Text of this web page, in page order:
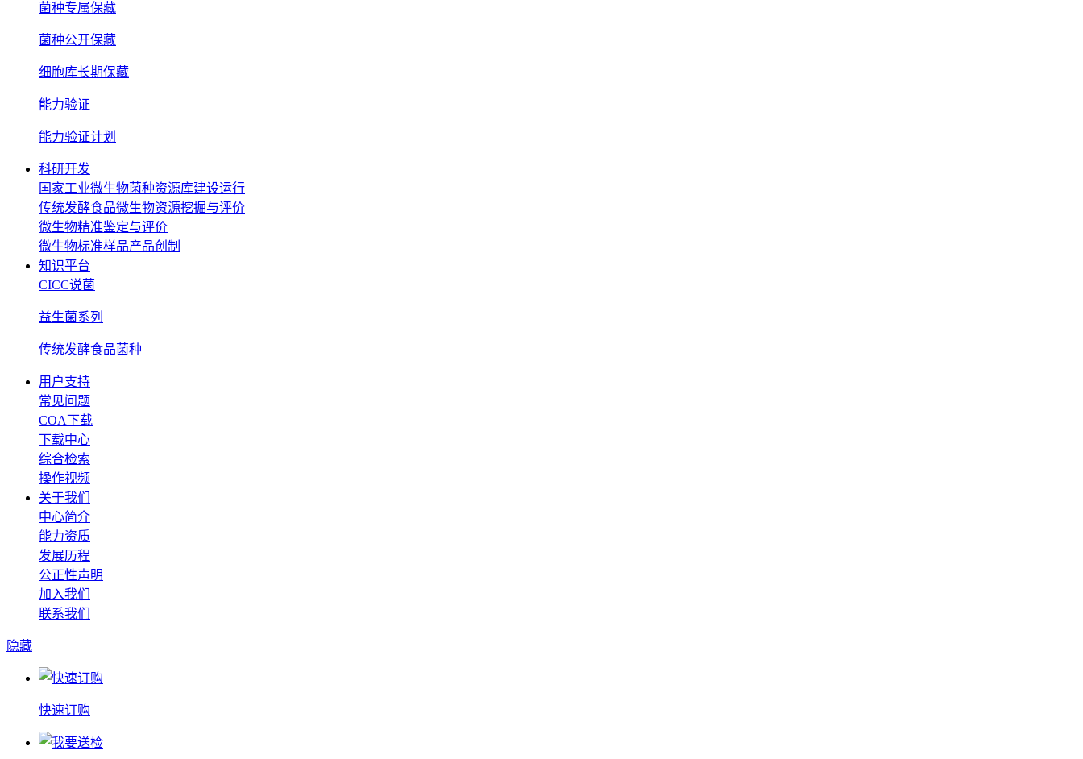
菌种专属保藏
菌种公开保藏
细胞库长期保藏
能力验证
能力验证计划
科研开发
国家工业微生物菌种资源库建设运行
传统发酵食品微生物资源挖掘与评价
微生物精准鉴定与评价
微生物标准样品产品创制
知识平台
CICC说菌
益生菌系列
传统发酵食品菌种
用户支持
常见问题
COA下载
下载中心
综合检索
操作视频
关于我们
中心简介
能力资质
发展历程
公正性声明
加入我们
联系我们
隐藏
快速订购